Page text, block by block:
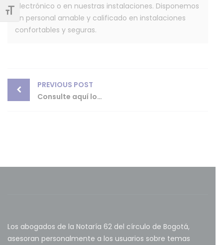
Alternar tamaño de letra
electrónico o en nuestras instalaciones. Disponemos
un personal amable y calificado en instalaciones
confortables y seguras.
Post
navigation
PREVIOUS POST
Consulte aquí los turnos de las notarías para los sábados del 2026
Los abogados de la Notaría 62 del círculo de Bogotá,
asesoran personalmente a los usuarios sobre temas